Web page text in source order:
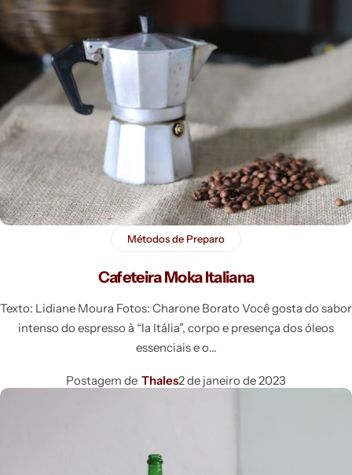
Métodos de Preparo
Cafeteira Moka Italiana
Texto: Lidiane Moura Fotos: Charone Borato Você gosta do sabor
intenso do espresso à “la Itália”, corpo e presença dos óleos
essenciais e o
Postagem de Thales2 de janeiro de 2023